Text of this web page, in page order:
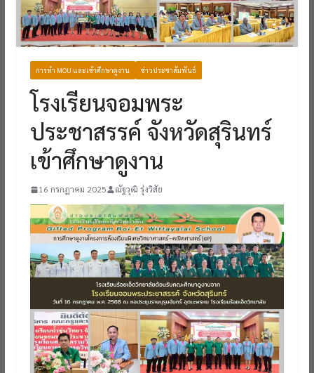
การทำ MOU และเข้าศึกษาดูงาน ข่าวประชาสัมพันธ์
โรงเรียนจอมพระ
ประชาสรรค์ จังหวัดสุรินทร์
เข้าศึกษาดูงาน
16 กรกฎาคม 2025 ณัฐวุฒิ รุ่งวิสัย